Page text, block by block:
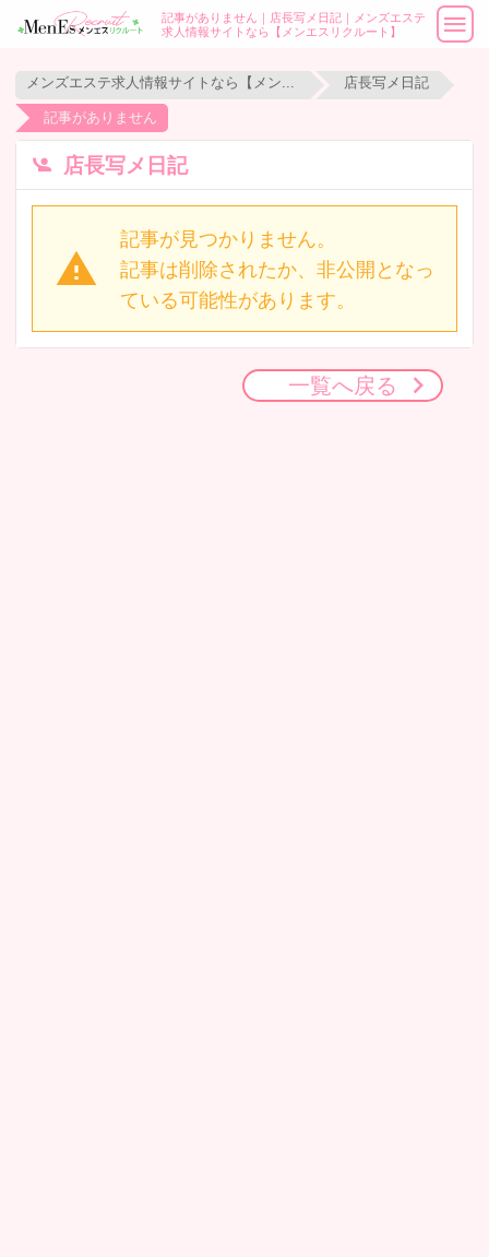
記事がありません｜店長写メ日記｜メンズエステ
求人情報サイトなら【メンエスリクルート】
店長写メ日記
記事がありません
店長写メ日記
記事が見つかりません。
記事は削除されたか、非公開となっ
ている可能性があります。
一覧へ戻る